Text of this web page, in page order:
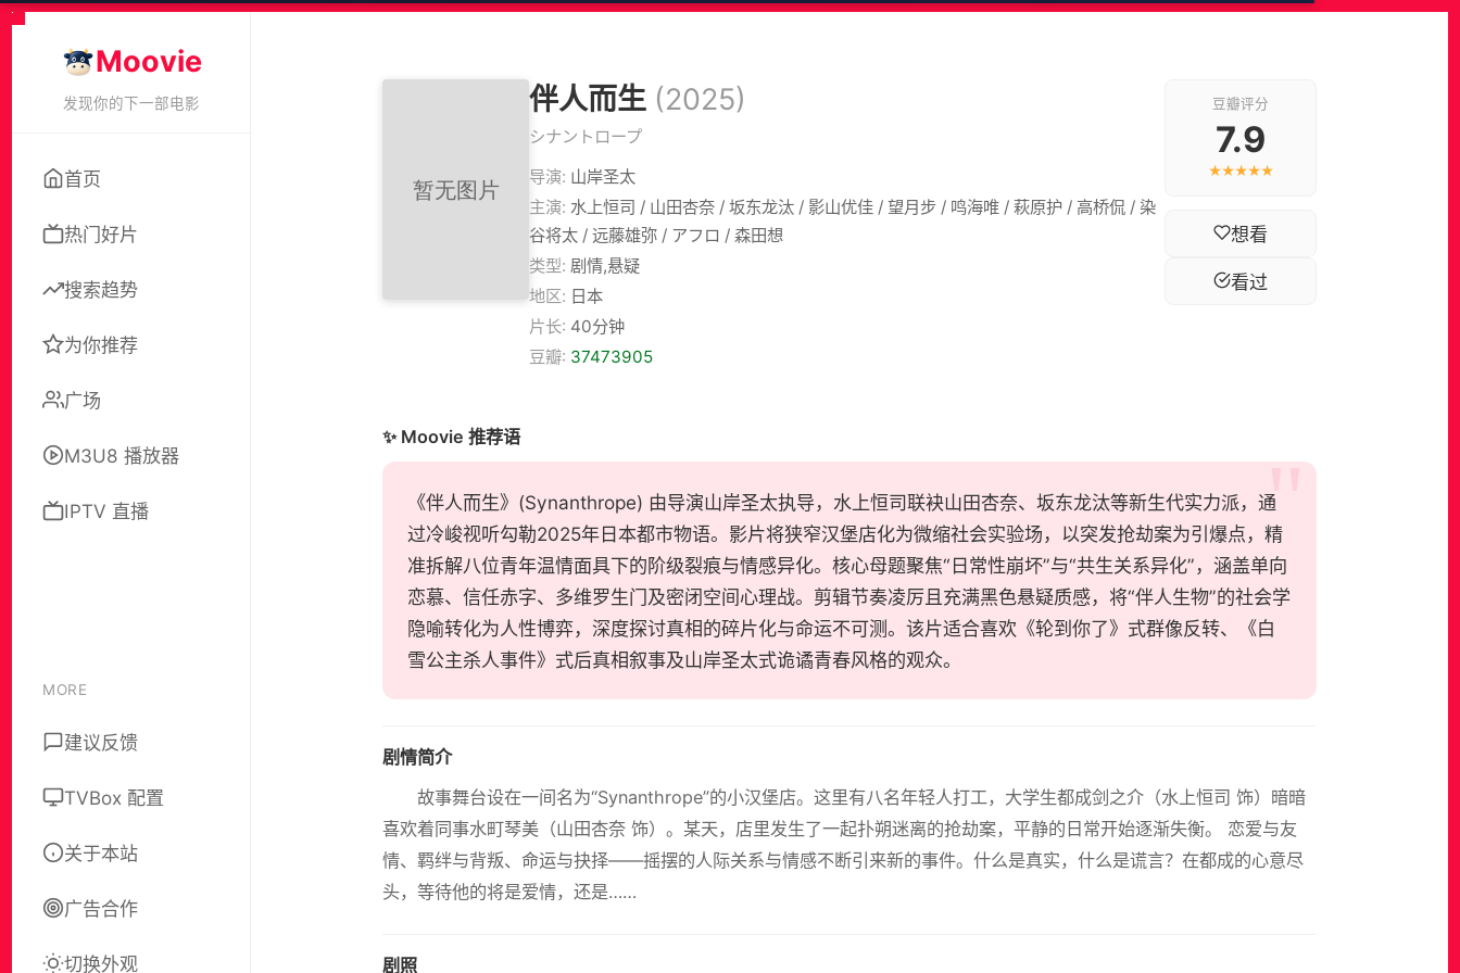
Moovie
发现你的下一部电影
首页
热门好片
搜索趋势
为你推荐
广场
M3U8 播放器
IPTV 直播
MORE
建议反馈
TVBox 配置
关于本站
广告合作
切换外观
伴人而生 (2025)
シナントロープ
导演: 山岸圣太
主演: 水上恒司 / 山田杏奈 / 坂东龙汰 / 影山优佳 / 望月步 / 鸣海唯 / 萩原护 / 高桥侃 / 染
谷将太 / 远藤雄弥 / アフロ / 森田想
类型: 剧情,悬疑
地区: 日本
片长: 40分钟
豆瓣: 37473905
豆瓣评分
7.9
★★★★★
想看
看过
✨ Moovie 推荐语
《伴人而生》(Synanthrope) 由导演山岸圣太执导，水上恒司联袂山田杏奈、坂东龙汰等新生代实力派，通
过冷峻视听勾勒2025年日本都市物语。影片将狭窄汉堡店化为微缩社会实验场，以突发抢劫案为引爆点，精
准拆解八位青年温情面具下的阶级裂痕与情感异化。核心母题聚焦“日常性崩坏”与“共生关系异化”，涵盖单向
恋慕、信任赤字、多维罗生门及密闭空间心理战。剪辑节奏凌厉且充满黑色悬疑质感，将“伴人生物”的社会学
隐喻转化为人性博弈，深度探讨真相的碎片化与命运不可测。该片适合喜欢《轮到你了》式群像反转、《白
雪公主杀人事件》式后真相叙事及山岸圣太式诡谲青春风格的观众。
剧情简介
故事舞台设在一间名为“Synanthrope”的小汉堡店。这里有八名年轻人打工，大学生都成剑之介（水上恒司 饰）暗暗
喜欢着同事水町琴美（山田杏奈 饰）。某天，店里发生了一起扑朔迷离的抢劫案，平静的日常开始逐渐失衡。 恋爱与友
情、羁绊与背叛、命运与抉择——摇摆的人际关系与情感不断引来新的事件。什么是真实，什么是谎言？在都成的心意尽
头，等待他的将是爱情，还是……
剧照